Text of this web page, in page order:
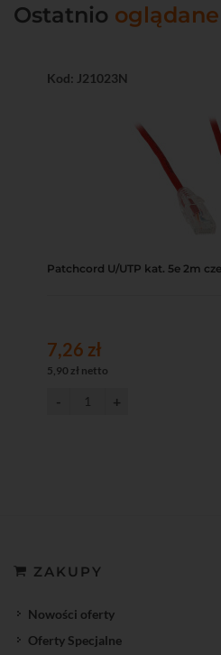
Ostatnio oglądane
Kod: J21023N
Patchcord U/UTP kat. 5e 2m
7,26 zł
5,90 zł netto
ZAKUPY
Nowości oferty
Oferty Specjalne